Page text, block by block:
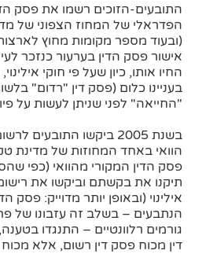
התובעים-הזוכים רשמו את פסק
(ובעוד מספר מקומות מחוץ
החיו אותו, כיון שעל פי חוקי
בעניינו כלום (פסק דין "רדום"
"החייאה" לפני שניתן לעשות על
בשנת 2005 ביקשו
הוואי באחד המחוזות של מדינת
פסק הדין המקורי מהוואי (כפי
תיקנו את בקשתם וביקשו את
אילינוי (ובאופן יותר מדוייק: פסק
הנתבעים – בשלב זה עזבונו של
גורמים רלוונטיים – התנגדו
דין מכוח פסק דין רשום, אלא